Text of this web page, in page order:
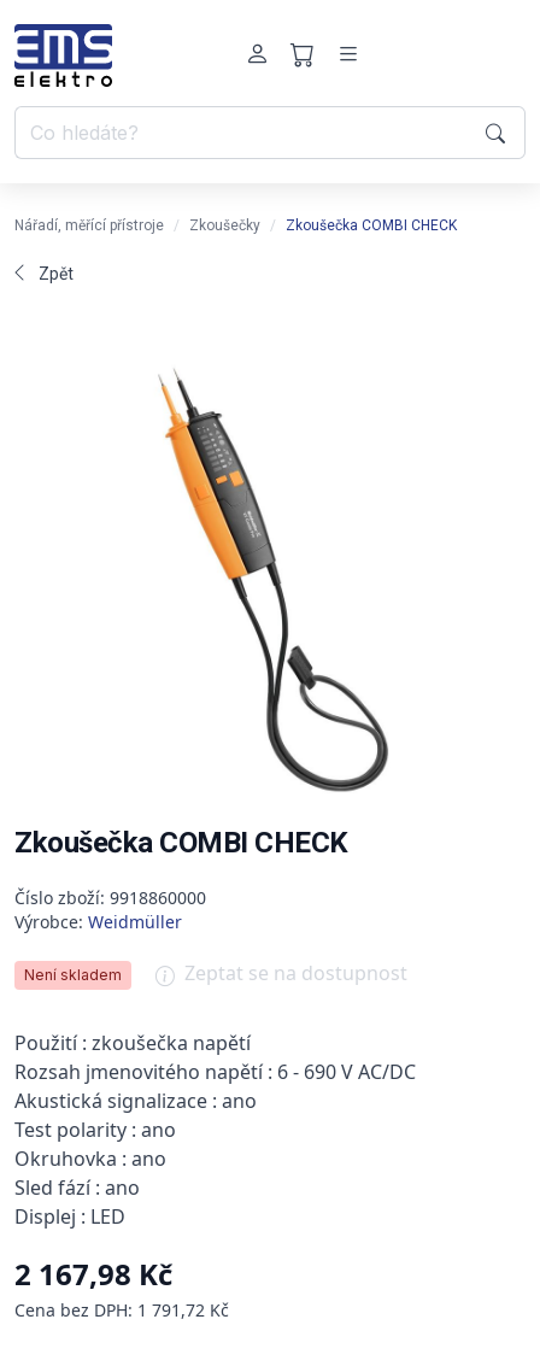
Nářadí, měřící přístroje Zkoušečky Zkoušečka COMBI CHECK
Zpět
Zkoušečka COMBI CHECK
Číslo zboží: 9918860000
Výrobce: Weidmüller
Není skladem Zeptat se na dostupnost
Použití : zkoušečka napětí
Rozsah jmenovitého napětí : 6 - 690 V AC/DC
Akustická signalizace : ano
Test polarity : ano
Okruhovka : ano
Sled fází : ano
Displej : LED
2 167,98 Kč
Cena bez DPH: 1 791,72 Kč